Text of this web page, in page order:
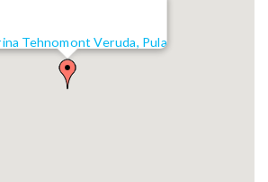
Tehnomont Veruda, Pula